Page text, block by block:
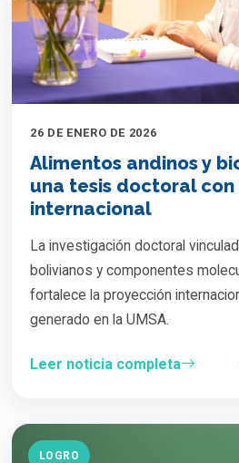
26 DE ENERO DE 2026
Alimentos andinos y
una tesis doctoral
internacional
La investigación doctoral
bolivianos y componentes
fortalece la proyección
generado en la UMSA.
Leer noticia completa
LOGRO